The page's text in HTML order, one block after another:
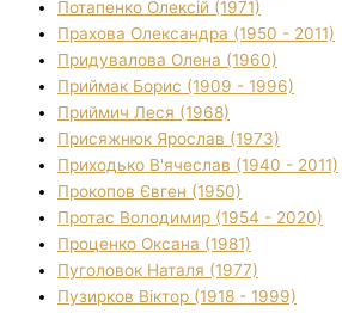
Потапенко Олексій (1971)
Прахова Олександра (1950 - 2011)
Придувалова Олена (1960)
Приймак Борис (1909 - 1996)
Приймич Леся (1968)
Присяжнюк Ярослав (1973)
Приходько В'ячеслав (1940 - 2011)
Прокопов Євген (1950)
Протас Володимир (1954 - 2020)
Проценко Оксана (1981)
Пуголовок Наталя (1977)
Пузирков Віктор (1918 - 1999)